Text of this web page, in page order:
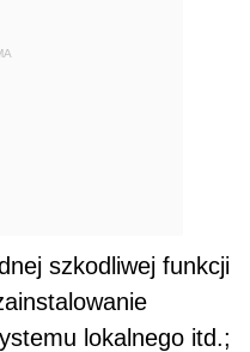
szkodliwej funkcji
lokalnego itd.;